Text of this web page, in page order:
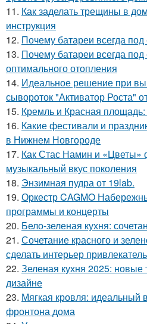
11. Как заделать трещины в
инструкция
12. Почему батареи всегда
13. Почему батареи всегда
оптимального отопления
14. Идеальное решение при
сывороток "Активатор Роста"
15. Кремль и Красная
16. Какие фестивали и
в Нижнем Новгороде
17. Как Стас Намин и «Цветы»
музыкальный вкус поколения
18. Энзимная пудра от 19lab.
19. Оркестр CAGMO
программы и концерты
20. Бело-зеленая кухня:
21. Сочетание красного и
сделать интерьер
22. Зеленая кухня 2025:
дизайне
23. Мягкая кровля: идеальный
фронтона дома